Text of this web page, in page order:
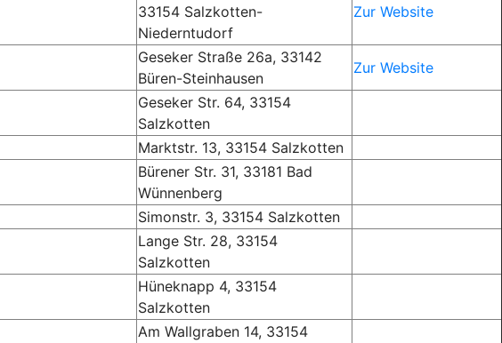
33154 Salzkotten-
Niederntudorf
Zur Website
Geseker Straße 26a, 33142
Büren-Steinhausen
Zur Website
Geseker Str. 64, 33154
Salzkotten
Marktstr. 13, 33154 Salzkotten
Bürener Str. 31, 33181 Bad
Wünnenberg
Simonstr. 3, 33154 Salzkotten
Lange Str. 28, 33154
Salzkotten
Hüneknapp 4, 33154
Salzkotten
Am Wallgraben 14, 33154